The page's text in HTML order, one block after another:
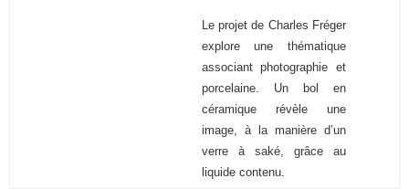
Le projet de Charles Fréger
explore une thématique
associant photographie et
porcelaine. Un bol en
céramique révèle une
image, à la manière d’un
verre à saké, grâce au
liquide contenu.